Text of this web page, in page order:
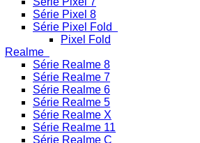
Série Pixel 8
Série Pixel Fold
Pixel Fold
Realme
Série Realme 8
Série Realme 7
Série Realme 6
Série Realme 5
Série Realme X
Série Realme 11
Série Realme C